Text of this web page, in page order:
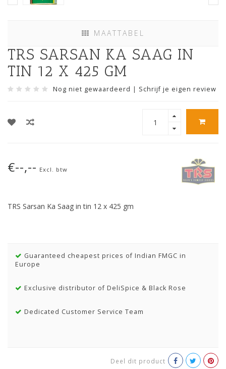
MAATTABEL
TRS SARSAN KA SAAG IN
TIN 12 X 425 GM
Nog niet gewaardeerd | Schrijf je eigen review
€--,-- Excl. btw
TRS Sarsan Ka Saag in tin 12 x 425 gm
Guaranteed cheapest prices of Indian FMGC in
Europe
Exclusive distributor of DeliSpice & Black Rose
Dedicated Customer Service Team
Deel dit product